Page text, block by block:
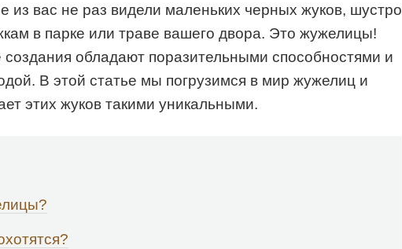
из вас не раз видели маленьких черных жуков, шустро
в парке или траве вашего двора. Это жужелицы!
обладают поразительными способностями и
В этой статье мы погрузимся в мир жужелиц и
этих жуков такими уникальными.